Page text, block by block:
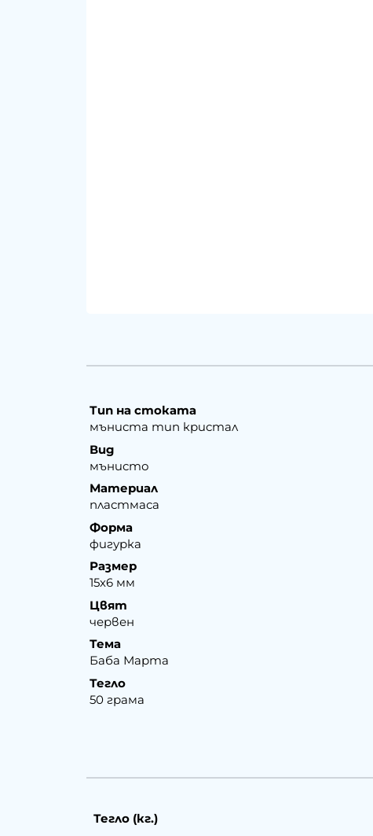
Тип на стоката
мъниста тип кристал
Вид
мънисто
Материал
пластмаса
Форма
фигурка
Размер
15х6 мм
Цвят
червен
Тема
Баба Марта
Тегло
50 грама
Тегло (кг.)